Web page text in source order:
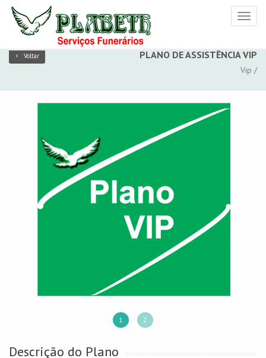
Voltar PLANO DE ASSISTÊNCIA VIP
Vip /
1 2
Descrição do Plano